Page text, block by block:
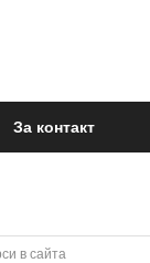
За контакт